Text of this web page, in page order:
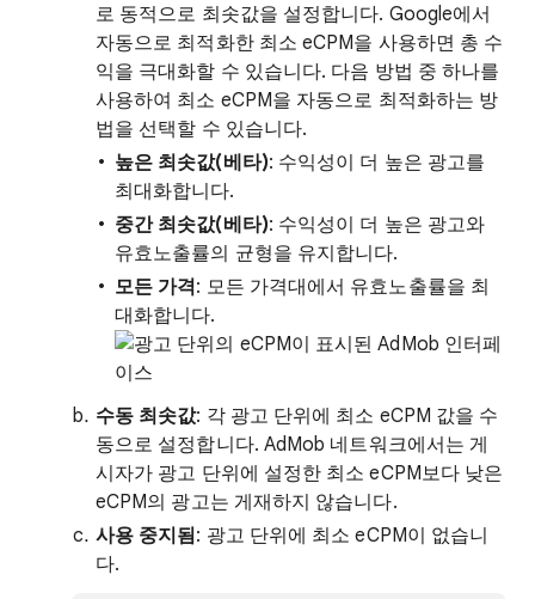
로 동적으로 최솟값을 설정합니다. Google에서
자동으로 최적화한 최소 eCPM을 사용하면 총 수
익을 극대화할 수 있습니다. 다음 방법 중 하나를
사용하여 최소 eCPM을 자동으로 최적화하는 방
법을 선택할 수 있습니다.
높은 최솟값(베타): 수익성이 더 높은 광고를
최대화합니다.
중간 최솟값(베타): 수익성이 더 높은 광고와
유효노출률의 균형을 유지합니다.
모든 가격: 모든 가격대에서 유효노출률을 최
대화합니다.
수동 최솟값: 각 광고 단위에 최소 eCPM 값을 수
동으로 설정합니다. AdMob 네트워크에서는 게
시자가 광고 단위에 설정한 최소 eCPM보다 낮은
eCPM의 광고는 게재하지 않습니다.
사용 중지됨: 광고 단위에 최소 eCPM이 없습니
다.